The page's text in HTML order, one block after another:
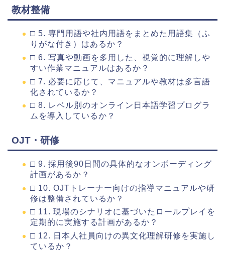
教材整備
□ 5. 専門用語や社内用語をまとめた用語集（ふ
りがな付き）はあるか？
□ 6. 写真や動画を多用した、視覚的に理解しや
すい作業マニュアルはあるか？
□ 7. 必要に応じて、マニュアルや教材は多言語
化されているか？
□ 8. レベル別のオンライン日本語学習プログラ
ムを導入しているか？
OJT・研修
□ 9. 採用後90日間の具体的なオンボーディング
計画があるか？
□ 10. OJTトレーナー向けの指導マニュアルや研
修は整備されているか？
□ 11. 現場のシナリオに基づいたロールプレイを
定期的に実施する計画があるか？
□ 12. 日本人社員向けの異文化理解研修を実施し
ているか？